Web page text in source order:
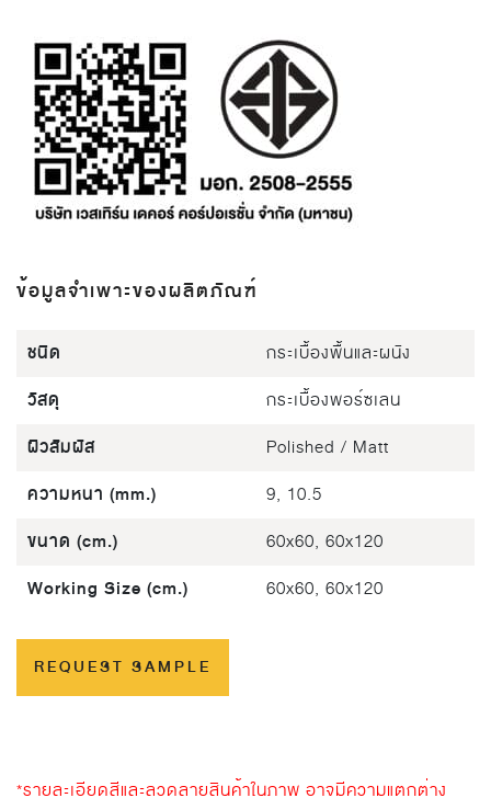
ข้อมูลจำเพาะของผลิตภัณฑ์
ชนิด กระเบื้องพื้นและผนัง
วัสดุ กระเบื้องพอร์ซเลน
ผิวสัมผัส Polished / Matt
ความหนา (mm.) 9, 10.5
ขนาด (cm.) 60x60, 60x120
Working Size (cm.) 60x60, 60x120
REQUEST SAMPLE
*รายละเอียดสีและลวดลายสินค้าในภาพ อาจมีความแตกต่าง